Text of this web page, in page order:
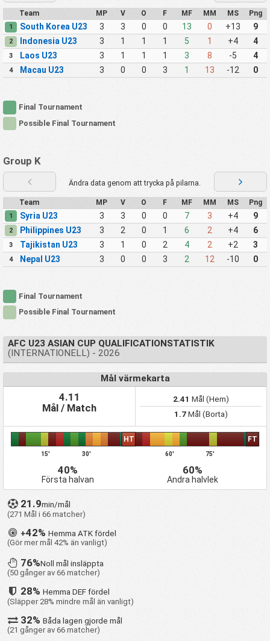
Team MP V O F MF MM MS Png
1 South Korea U23 3 3 0 0 13 0 +13 9
2 Indonesia U23 3 1 1 1 5 1 +4 4
3 Laos U23 3 1 1 1 3 8 -5 4
4 Macau U23 3 0 0 3 1 13 -12 0
Final Tournament
Possible Final Tournament
Group K
Ändra data genom att trycka på pilarna.
Team MP V O F MF MM MS Png
1 Syria U23 3 3 0 0 7 3 +4 9
2 Philippines U23 3 2 0 1 6 2 +4 6
3 Tajikistan U23 3 1 0 2 4 2 +2 3
4 Nepal U23 3 0 0 3 2 12 -10 0
Final Tournament
Possible Final Tournament
AFC U23 ASIAN CUP QUALIFICATIONSTATISTIK
(INTERNATIONELL) - 2026
Mål värmekarta
4.11
Mål / Match
2.41 Mål (Hem)
1.7 Mål (Borta)
15' 30'
HT
60' 75'
FT
40%
Första halvan
60%
Andra halvlek
21.9min/mål
(271 Mål i 66 matcher)
+42% Hemma ATK fördel
(Gör mer mål 42% än vanligt)
76%Noll mål insläppta
(50 gånger av 66 matcher)
28%Hemma DEF fördel
(Släpper 28% mindre mål än vanligt)
32%Båda lagen gjorde mål
(21 gånger av 66 matcher)